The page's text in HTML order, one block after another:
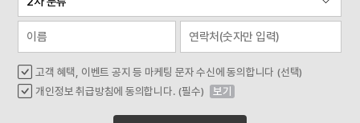
고객 혜택, 이벤트 공지 등 마케팅 문자 수신에 동의합니다 (선택)
개인정보 취급방침에 동의합니다. (필수)
보기